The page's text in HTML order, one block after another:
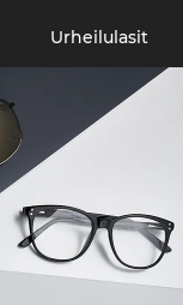
Urheilulasit